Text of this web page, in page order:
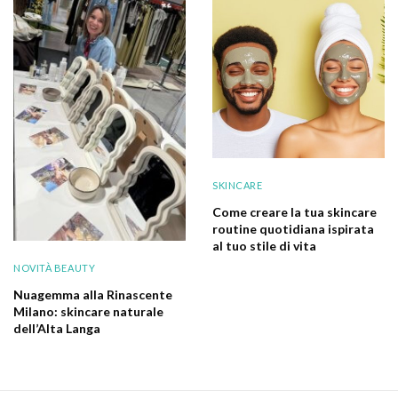
NOVITÀ BEAUTY
Nuagemma alla Rinascente
Milano: skincare naturale
dell’Alta Langa
SKINCARE
Come creare la tua skincare
routine quotidiana ispirata
al tuo stile di vita